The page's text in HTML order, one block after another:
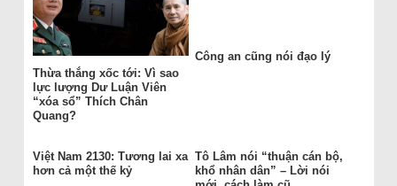
Thừa thắng xốc tới: Vì sao
lực lượng Dư Luận Viên
“xóa sổ” Thích Chân
Quang?
Công an cũng nói đạo lý
Việt Nam 2130: Tương lai xa
hơn cả một thế kỷ
Tô Lâm nói “thuận cán bộ,
khổ nhân dân” – Lời nói